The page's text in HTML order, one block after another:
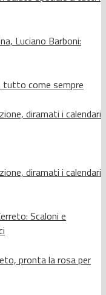
Luciano Barboni:
tutto come sempre
diramati i calendari
diramati i calendari
Scaloni e
pronta la rosa per